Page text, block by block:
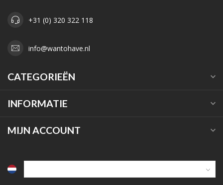
+31 (0) 320 322 118
info@wantohave.nl
CATEGORIEËN
INFORMATIE
MIJN ACCOUNT